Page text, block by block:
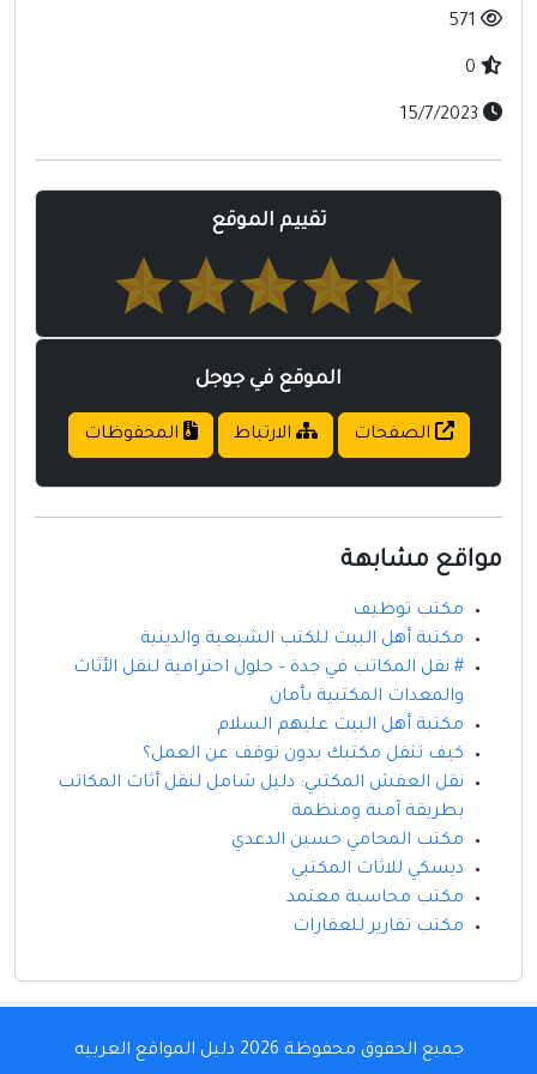
تقييم الموقع
الموقع في جوجل
الصفحات الارتباط المحفوظات
مواقع مشابهة
مكتب توظيف
مكتبة أهل البيت للكتب الشيعية والدينية
# نقل المكاتب في جدة – حلول احترافية لنقل الأثاث
والمعدات المكتبية بأمان
مكتبة أهل البيت عليهم السلام
كيف تنقل مكتبك بدون توقف عن العمل؟
نقل العفش المكتبي: دليل شامل لنقل أثاث المكاتب
بطريقة آمنة ومنظمة
مكتب المحامي حسين الدعدي
ديسكي للاثاث المكتبي
مكتب محاسبة معتمد
مكتب تقارير للعقارات
جميع الحقوق محفوظة 2026 دليل المواقع العربيه